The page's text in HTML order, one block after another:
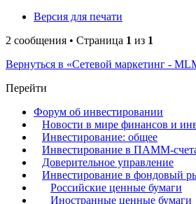
Версия для печати
2 сообщения • Страница 1 из 1
Вернуться в «Сетевой маркетинг -
Перейти
Форум об инвестировании
Новости в мире финансов и
Инвестирование: общее
Инвестирование в ПАММ-
Доверительное управление
Инвестирование в фондовый
Российские ценные бумаги
Иностранные ценные бумаги